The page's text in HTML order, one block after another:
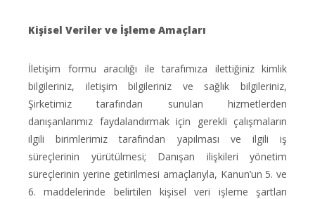
Kişisel Veriler ve İşleme Amaçları
İletişim formu aracılığı ile tarafımıza ilettiğiniz kimlik
bilgileriniz, iletişim bilgileriniz ve sağlık bilgileriniz,
Şirketimiz tarafından sunulan hizmetlerden
danışanlarımız faydalandırmak için gerekli çalışmaların
ilgili birimlerimiz tarafından yapılması ve ilgili iş
süreçlerinin yürütülmesi; Danışan ilişkileri yönetim
süreçlerinin yerine getirilmesi amaçlarıyla, Kanun’un 5. ve
6. maddelerinde belirtilen kişisel veri işleme şartları